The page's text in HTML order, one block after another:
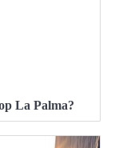
La Palma?